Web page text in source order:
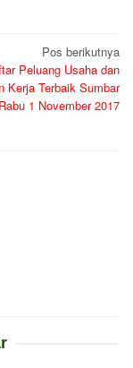
Pos berikutnya
Peluang Usaha dan
Kerja Terbaik Sumbar
1 November 2017